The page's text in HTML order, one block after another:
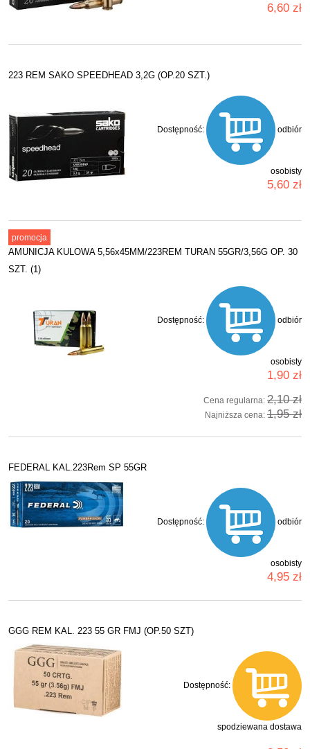
6,60 zł
223 REM SAKO SPEEDHEAD 3,2G (OP.20 SZT.)
Dostępność: odbiór
osobisty
5,60 zł
AMUNICJA KULOWA 5,56x45MM/223REM TURAN 55GR/3,56G OP. 30
SZT. (1)
Dostępność: odbiór
osobisty
1,90 zł
Cena regularna: 2,10 zł
Najniższa cena: 1,95 zł
promocja
FEDERAL KAL.223Rem SP 55GR
Dostępność: odbiór
osobisty
4,95 zł
GGG REM KAL. 223 55 GR FMJ (OP.50 SZT)
Dostępność:
spodziewana dostawa